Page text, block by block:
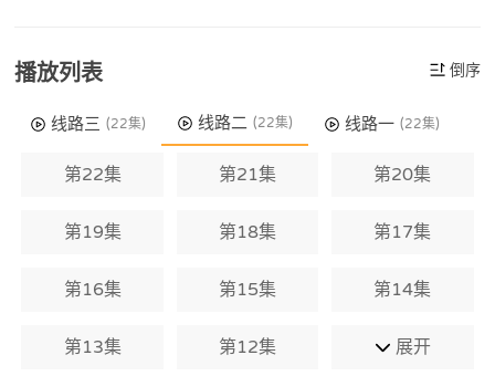
播放列表 倒序
线路三 (22集) 线路二 (22集) 线路一 (22集)
第22集 第21集 第20集
第19集 第18集 第17集
第16集 第15集 第14集
第13集 第12集 展开